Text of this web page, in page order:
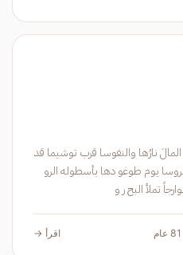
سَعَروها في البحر حرباً ضروساً تأكل المالَ نارُها والنفوسا قرب توشيما قد
تصادم أسطو لان أردى اليابان فيه الروسا يوم طوغو دها بأسطوله الرو
اقرأ →